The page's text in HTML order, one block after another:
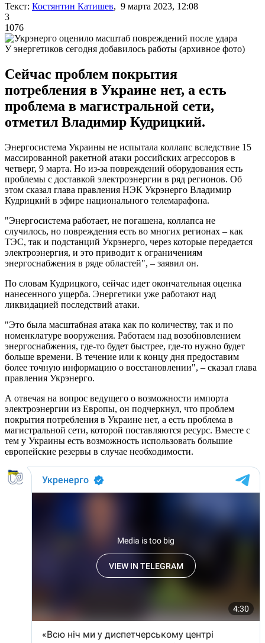
Текст: Костянтин Катишев, 9 марта 2023, 12:08
3
1076
У энергетиков сегодня добавилось работы (архивное фото)
Сейчас проблем покрытия
потребления в Украине нет, а есть
проблема в магистральной сети,
отметил Владимир Кудрицкий.
Энергосистема Украины не испытала коллапс вследствие 15
массированной ракетной атаки российских агрессоров в
четверг, 9 марта. Но из-за повреждений оборудования есть
проблемы с доставкой электроэнергии в ряд регионов. Об
этом сказал глава правления НЭК Укрэнерго Владимир
Кудрицкий в эфире национального телемарафона.
"Энергосистема работает, не погашена, коллапса не
случилось, но повреждения есть во многих регионах – как
ТЭС, так и подстанций Укрэнерго, через которые передается
электроэнергия, и это приводит к ограничениям
энергоснабжения в ряде областей", – заявил он.
По словам Кудрицкого, сейчас идет окончательная оценка
нанесенного ущерба. Энергетики уже работают над
ликвидацией последствий атаки.
"Это была масштабная атака как по количеству, так и по
номенклатуре вооружения. Работаем над возобновлением
энергоснабжения, где-то будет быстрее, где-то нужно будет
больше времени. В течение или к концу дня предоставим
более точную информацию о восстановлении", – сказал глава
правления Укрэнерго.
А отвечая на вопрос ведущего о возможности импорта
электроэнергии из Европы, он подчеркнул, что проблем
покрытия потребления в Украине нет, а есть проблема в
магистральной сети, которой поставляются ресурс. Вместе с
тем у Украины есть возможность использовать большие
европейские резервы в случае необходимости.